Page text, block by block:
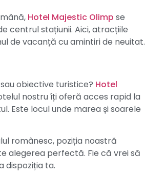
Hotel Majestic Olimp se
centrul stațiunii. Aici, atracțiile
de vacanță cu amintiri de neuitat.
obiective turistice? Hotel
nostru îți oferă acces rapid la
Este locul unde marea și soarele
românesc, poziția noastră
alegerea perfectă. Fie că vrei să
dispoziția ta.